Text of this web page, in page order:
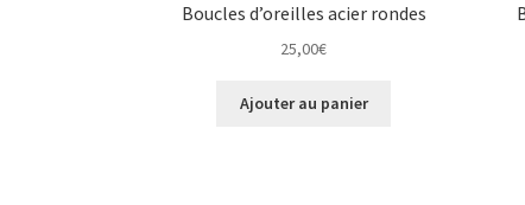
Boucles d’oreilles acier rondes
25,00€
Ajouter au panier